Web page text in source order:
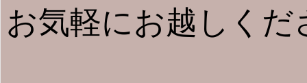
お気軽にお越しくだ